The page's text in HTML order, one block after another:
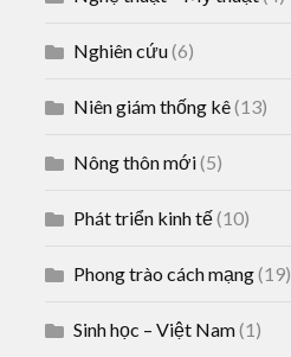
Nghiên cứu(6)
Niên giám thống kê(13)
Nông thôn mới(5)
Phát triển kinh tế(10)
Phong trào cách mạng(19)
Sinh học – Việt Nam(1)